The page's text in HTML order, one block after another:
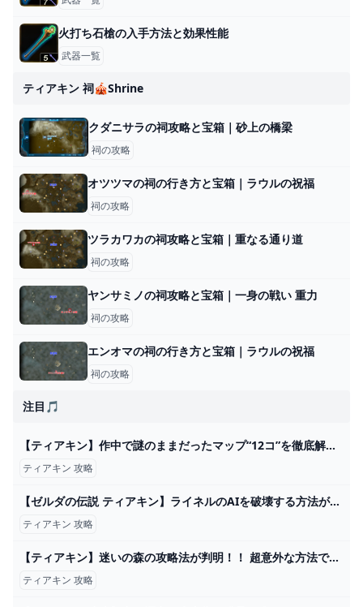
火打ち石槍の入手方法と効果性能
武器一覧
ティアキン 祠🎪shrine
クダニサラの祠攻略と宝箱｜砂上の橋梁
祠の攻略
オツツマの祠の行き方と宝箱｜ラウルの祝福
祠の攻略
ツラカワカの祠攻略と宝箱｜重なる通り道
祠の攻略
ヤンサミノの祠攻略と宝箱｜一身の戦い 重力
祠の攻略
エンオマの祠の行き方と宝箱｜ラウルの祝福
祠の攻略
注目🎵
【ティアキン】作中で謎のままだったマップ“12コ”を徹底解説【総集編】 - YouTube
ティアキン 攻略
【ゼルダの伝説 ティアキン】ライネルのAIを破壊する方法が発見されました。闘技場5連戦も余裕です。 バグ ティアーズオブザキングダム Totk - YouTube
ティアキン 攻略
【ティアキン】迷いの森の攻略法が判明！！ 超意外な方法でコログの森へ到達だ！！ ＃３【ゼルダの伝説】 - YouTube
ティアキン 攻略